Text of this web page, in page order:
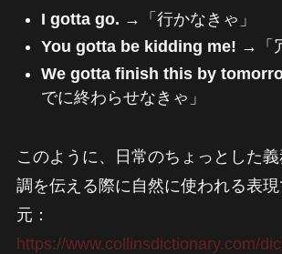
I gotta go. →「行かなきゃ」
You gotta be kidding me! →「
We gotta finish this by
でに終わらせなきゃ」
このように、日常のちょっとした
調を伝える際に自然に使われる表
元：
https://www.collinsdictionary.com/